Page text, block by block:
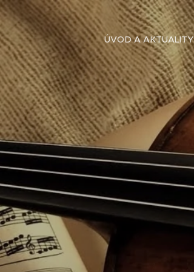
ÚVOD A AKTUALITY